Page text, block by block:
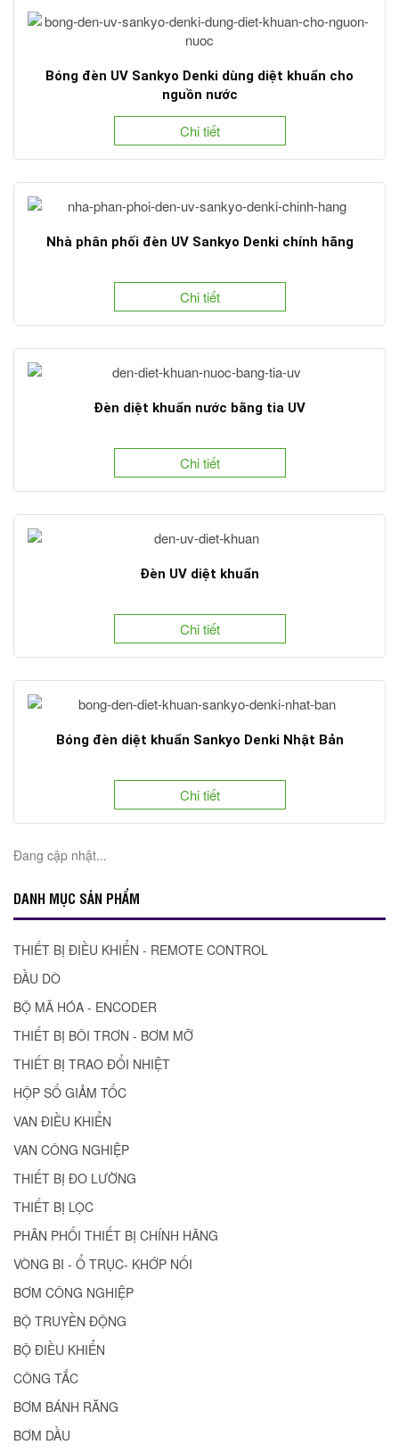
Bóng đèn UV Sankyo Denki dùng diệt khuẩn cho
nguồn nước
Chi tiết
Nhà phân phối đèn UV Sankyo Denki chính hãng
Chi tiết
Đèn diệt khuẩn nước bằng tia UV
Chi tiết
Đèn UV diệt khuẩn
Chi tiết
Bóng đèn diệt khuẩn Sankyo Denki Nhật Bản
Chi tiết
Đang cập nhật...
DANH MỤC SẢN PHẨM
THIẾT BỊ ĐIỀU KHIỂN - REMOTE CONTROL
ĐẦU DÒ
BỘ MÃ HÓA - ENCODER
THIẾT BỊ BÔI TRƠN - BƠM MỠ
THIẾT BỊ TRAO ĐỔI NHIỆT
HỘP SỐ GIẢM TỐC
VAN ĐIỀU KHIỂN
VAN CÔNG NGHIỆP
THIẾT BỊ ĐO LƯỜNG
THIẾT BỊ LỌC
PHÂN PHỐI THIẾT BỊ CHÍNH HÃNG
VÒNG BI - Ổ TRỤC- KHỚP NỐI
BƠM CÔNG NGHIỆP
BỘ TRUYỀN ĐỘNG
BỘ ĐIỀU KHIỂN
CÔNG TẮC
BƠM BÁNH RĂNG
BƠM DẦU